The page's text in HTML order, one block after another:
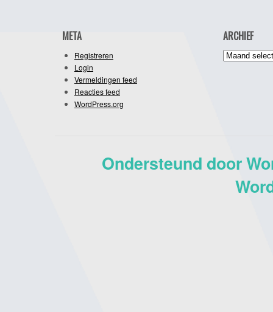
META
Registreren
Login
Vermeldingen feed
Reacties feed
WordPress.org
ARCHIEF
Archief
Ondersteund door